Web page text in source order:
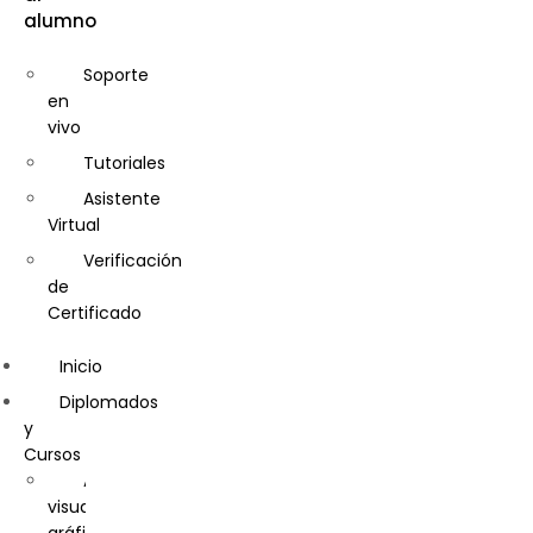
Control
Calidad
Interiores
Diseño
Gráfico
y
de
la
Personal
y
alumno
Soporte
en
vivo
Tutoriales
Asistente
Virtual
Verificación
de
Certificado
Inicio
Diplomados
y
Cursos
Artes
visuales,